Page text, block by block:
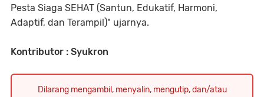
Pesta Siaga SEHAT (Santun, Edukatif, Harmoni,
Adaptif, dan Terampil)" ujarnya.
Kontributor : Syukron
Dilarang mengambil, menyalin, mengutip, dan/atau